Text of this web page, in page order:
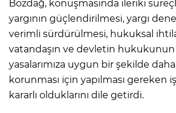
Bozdağ, konuşmasında ileriki
yargının güçlendirilmesi, yargı
verimli sürdürülmesi, hukuksal
vatandaşın ve devletin hukukunun
yasalarımıza uygun bir şekilde
korunması için yapılması gereken
kararlı olduklarını dile getirdi.